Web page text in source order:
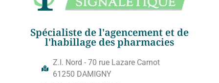
Spécialiste de l'agencement et de
l'habillage des pharmacies
Z.I. Nord - 70 rue Lazare Carnot
61250 DAMIGNY